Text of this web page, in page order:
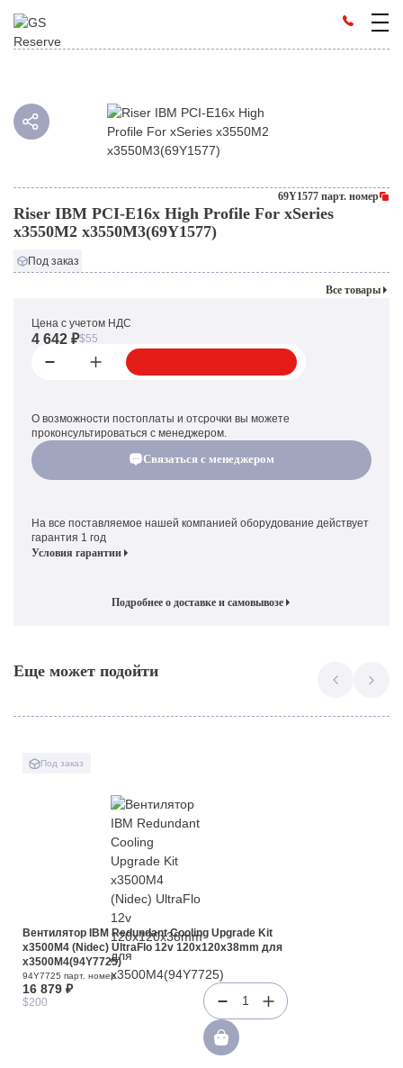
69Y1577 парт. номер
Riser IBM PCI-E16x High Profile For xSeries
x3550M2 x3550M3(69Y1577)
Под заказ
Все товары
Цена с учетом НДС
4 642 ₽$55
О возможности постоплаты и отсрочки вы можете
проконсультироваться с менеджером.
Связаться с менеджером
На все поставляемое нашей компанией оборудование действует
гарантия 1 год
Условия гарантии
Подробнее о доставке и самовывозе
Еще может подойти
Под заказ
Вентилятор IBM Redundant Cooling Upgrade Kit
x3500M4 (Nidec) UltraFlo 12v 120x120x38mm для
x3500M4(94Y7725)
94Y7725 парт. номер
16 879 ₽
$200 1